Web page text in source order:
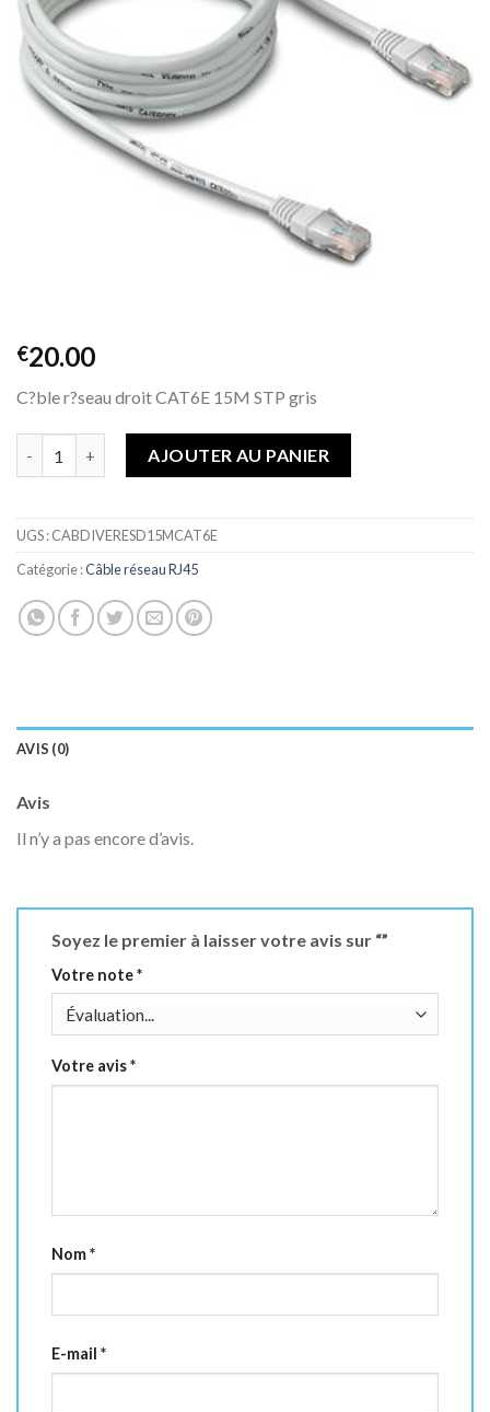
€20.00
C?ble r?seau droit CAT6E 15M STP gris
AJOUTER AU PANIER
UGS :CABDIVERESD15MCAT6E
Catégorie :Câble réseau RJ45
AVIS (0)
Avis
Il n’y a pas encore d’avis.
Soyez le premier à laisser votre avis sur “”
Votre note*
Votre avis*
Nom*
E-mail *